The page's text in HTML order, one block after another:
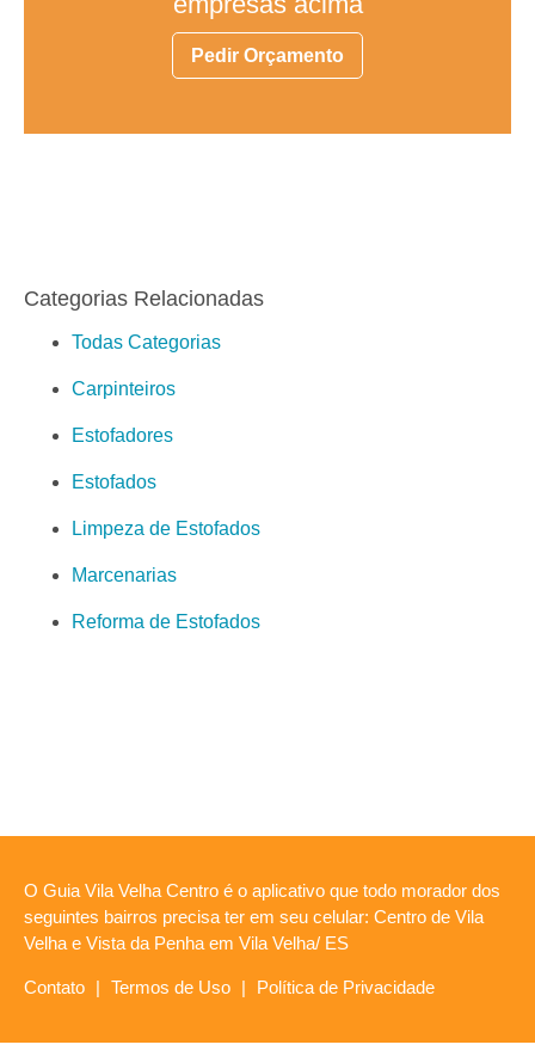
Pedir Orçamento
Categorias Relacionadas
Todas Categorias
Carpinteiros
Estofadores
Estofados
Limpeza de Estofados
Marcenarias
Reforma de Estofados
O Guia Vila Velha Centro é o aplicativo que todo morador dos
seguintes bairros precisa ter em seu celular: Centro de Vila
Velha e Vista da Penha em Vila Velha/ ES
Contato | Termos de Uso | Política de Privacidade